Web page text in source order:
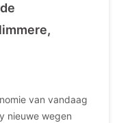
van vandaag
nieuwe wegen